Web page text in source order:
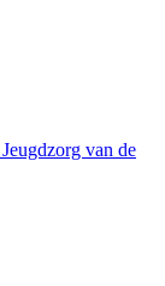
van de